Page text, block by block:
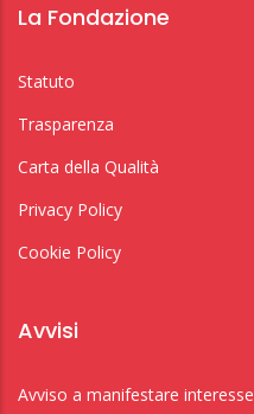
La Fondazione
Statuto
Trasparenza
Carta della Qualità
Privacy Policy
Cookie Policy
Avvisi
Avviso a manifestare interesse